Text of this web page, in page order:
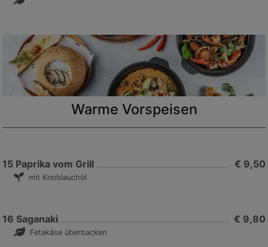
Warme Vorspeisen
15 Paprika vom Grill € 9,50
mit Knoblauchöl
16 Saganaki € 9,80
Fetakäse überbacken